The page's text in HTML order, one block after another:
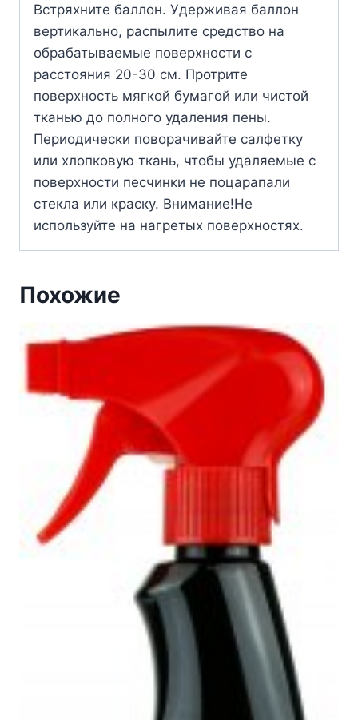
Встряхните баллон. Удерживая баллон
вертикально, распылите средство на
обрабатываемые поверхности с
расстояния 20-30 см. Протрите
поверхность мягкой бумагой или чистой
тканью до полного удаления пены.
Периодически поворачивайте салфетку
или хлопковую ткань, чтобы удаляемые с
поверхности песчинки не поцарапали
стекла или краску. Внимание!Не
используйте на нагретых поверхностях.
Похожие